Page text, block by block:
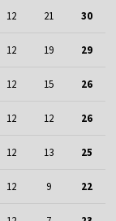
12 21 30
12 19 29
12 15 26
12 12 26
12 13 25
12 9 22